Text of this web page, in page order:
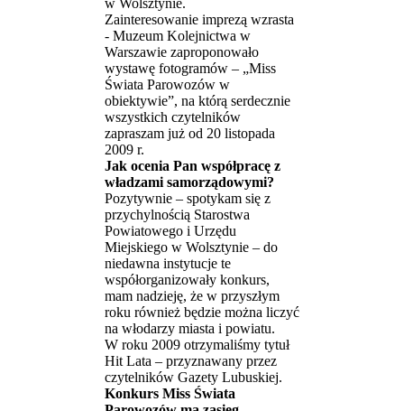
w Wolsztynie.
Zainteresowanie imprezą wzrasta
- Muzeum Kolejnictwa w
Warszawie zaproponowało
wystawę fotogramów – „Miss
Świata Parowozów w
obiektywie”, na którą serdecznie
wszystkich czytelników
zapraszam już od 20 listopada
2009 r.
Jak ocenia Pan współpracę z
władzami samorządowymi?
Pozytywnie – spotykam się z
przychylnością Starostwa
Powiatowego i Urzędu
Miejskiego w Wolsztynie – do
niedawna instytucje te
współorganizowały konkurs,
mam nadzieję, że w przyszłym
roku również będzie można liczyć
na włodarzy miasta i powiatu.
W roku 2009 otrzymaliśmy tytuł
Hit Lata – przyznawany przez
czytelników Gazety Lubuskiej.
Konkurs Miss Świata